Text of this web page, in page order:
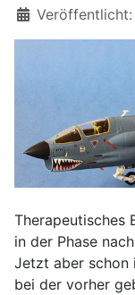
Details
Veröffentlicht:
Therapeutisches
in der Phase
Jetzt aber schon
bei der vorher